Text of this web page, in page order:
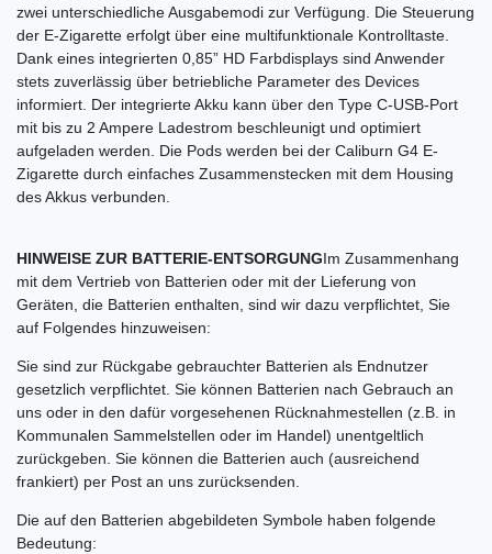
zwei unterschiedliche Ausgabemodi zur Verfügung. Die Steuerung
der E-Zigarette erfolgt über eine multifunktionale Kontrolltaste.
Dank eines integrierten 0,85” HD Farbdisplays sind Anwender
stets zuverlässig über betriebliche Parameter des Devices
informiert. Der integrierte Akku kann über den Type C-USB-Port
mit bis zu 2 Ampere Ladestrom beschleunigt und optimiert
aufgeladen werden. Die Pods werden bei der Caliburn G4 E-
Zigarette durch einfaches Zusammenstecken mit dem Housing
des Akkus verbunden.
HINWEISE ZUR BATTERIE-ENTSORGUNGIm Zusammenhang
mit dem Vertrieb von Batterien oder mit der Lieferung von
Geräten, die Batterien enthalten, sind wir dazu verpflichtet, Sie
auf Folgendes hinzuweisen:
Sie sind zur Rückgabe gebrauchter Batterien als Endnutzer
gesetzlich verpflichtet. Sie können Batterien nach Gebrauch an
uns oder in den dafür vorgesehenen Rücknahmestellen (z.B. in
Kommunalen Sammelstellen oder im Handel) unentgeltlich
zurückgeben. Sie können die Batterien auch (ausreichend
frankiert) per Post an uns zurücksenden.
Die auf den Batterien abgebildeten Symbole haben folgende
Bedeutung: